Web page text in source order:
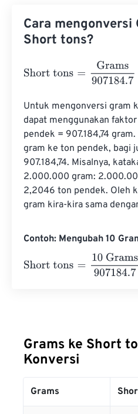
Cara mengonversi
Short tons?
Short tons Grams907184.7
Untuk mengonversi gram
dapat menggunakan
pendek = 907.184,74
gram ke ton pendek, bagi
907.184,74. Misalnya,
2.000.000 gram:
2,2046 ton pendek. Oleh
gram kira-kira sama
Contoh: Mengubah 10
Short tons
10 Grams
Grams ke Short
Konversi
Grams